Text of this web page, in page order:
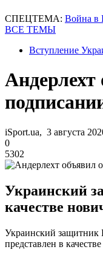
СПЕЦТЕМА: Война в
ВСЕ ТЕМЫ
Вступление
Андерлехт
iSport.ua, 3 августа
0
5302
Украинский
качестве
Украинский защитник
представлен в